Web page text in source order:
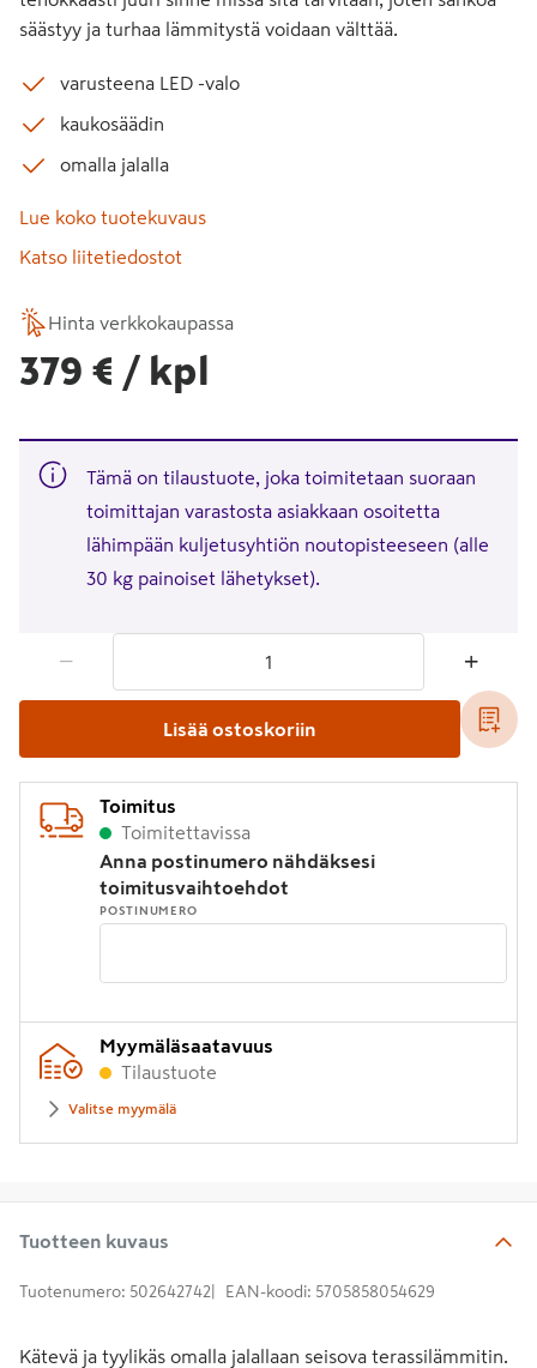
säästyy ja turhaa lämmitystä voidaan välttää.
varusteena LED -valo
kaukosäädin
omalla jalalla
Lue koko tuotekuvaus
Katso liitetiedostot
Hinta verkkokaupassa
379€/kpl
379 € / kpl
Tämä on tilaustuote, joka toimitetaan suoraan
toimittajan varastosta asiakkaan osoitetta
lähimpään kuljetusyhtiön noutopisteeseen (alle
30 kg painoiset lähetykset).
− +
Lisää ostoskoriin
Toimitus
Toimitettavissa
Anna postinumero nähdäksesi
toimitusvaihtoehdot
POSTINUMERO
Syötä
postinumero
Myymäläsaatavuus
Tilaustuote
Valitse myymälä
Tuotteen kuvaus
Tuotenumero: 502642742 EAN-koodi: 5705858054629
Kätevä ja tyylikäs omalla jalallaan seisova terassilämmitin.